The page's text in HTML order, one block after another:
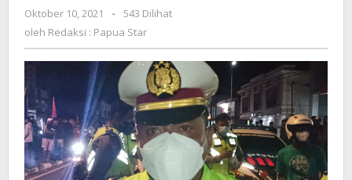
Oktober 10, 2021
oleh
Redaksi
Star
-
543 Dilihat
oleh Redaksi : Papua Star